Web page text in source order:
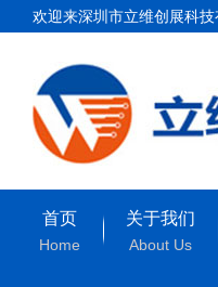
欢迎来深圳市立维创展科技
首页
Home
关于我们
About Us